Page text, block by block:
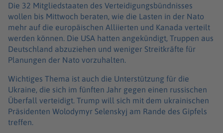
Die 32 Mitgliedstaaten des Verteidigungsbündnisses
wollen bis Mittwoch beraten, wie die Lasten in der Nato
mehr auf die europäischen Alliierten und Kanada verteilt
werden können. Die USA hatten angekündigt, Truppen aus
Deutschland abzuziehen und weniger Streitkräfte für
Planungen der Nato vorzuhalten.
Wichtiges Thema ist auch die Unterstützung für die
Ukraine, die sich im fünften Jahr gegen einen russischen
Überfall verteidigt. Trump will sich mit dem ukrainischen
Präsidenten Wolodymyr Selenskyj am Rande des Gipfels
treffen.